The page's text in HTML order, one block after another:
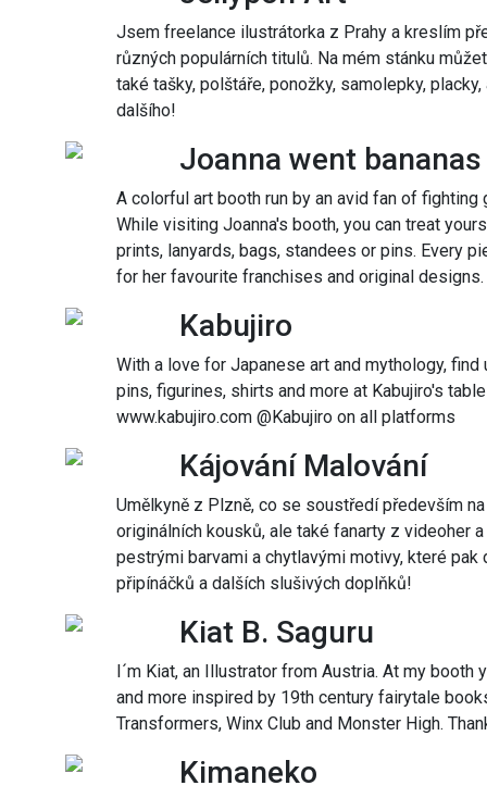
Jsem freelance ilustrátorka z Prahy a kreslím
různých populárních titulů. Na mém stánku
také tašky, polštáře, ponožky, samolepky,
dalšího!
Joanna went bananas
A colorful art booth run by an avid fan of fighting
While visiting Joanna's booth, you can treat
prints, lanyards, bags, standees or pins. Every
for her favourite franchises and original designs.
Kabujiro
With a love for Japanese art and mythology,
pins, figurines, shirts and more at Kabujiro's
www.kabujiro.com @Kabujiro on all platforms
Kájování Malování
Umělkyně z Plzně, co se soustředí především
originálních kousků, ale také fanarty z videoher
pestrými barvami a chytlavými motivy, které pak
připínáčků a dalších slušivých doplňků!
Kiat B. Saguru
I´m Kiat, an Illustrator from Austria. At my booth
and more inspired by 19th century fairytale
Transformers, Winx Club and Monster High.
Kimaneko